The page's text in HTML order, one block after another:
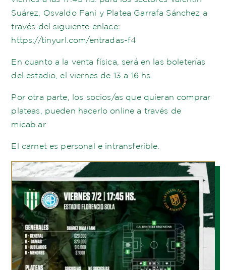
Suárez, Osvaldo Fani y Platea Garrafa Sánchez a
través del siguiente enlace:
https://tinyurl.com/entradas-f4
En cuanto a la venta física, será en las boleterías
del estadio, el viernes de 13 a 16 hs.
Por otra parte, los socios/as que quieran comprar
plateas, pueden hacerlo online a través de
micab.ar
El carnet es personal e intransferible.